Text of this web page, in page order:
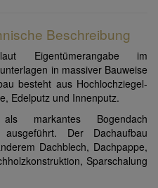
Beschreibung
Eigentümerangabe im
in massiver Bauweise
besteht aus Hochlochziegel-
Edelputz und Innenputz.
markantes Bogendach
ausgeführt. Der Dachaufbau
Dachblech, Dachpappe,
Sparschalung